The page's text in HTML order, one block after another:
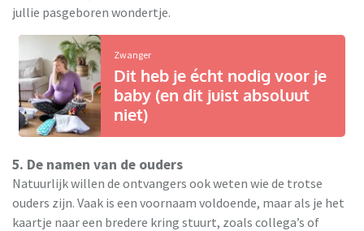
jullie pasgeboren wondertje.
Zwanger
Dit heb je écht nodig voor je
baby (en dit juist absoluut
niet)
5. De namen van de ouders
Natuurlijk willen de ontvangers ook weten wie de trotse
ouders zijn. Vaak is een voornaam voldoende, maar als je het
kaartje naar een bredere kring stuurt, zoals collega’s of